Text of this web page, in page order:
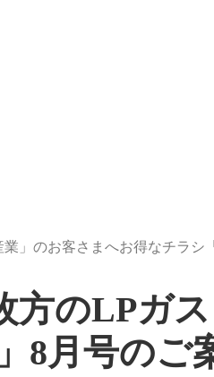
」のお客さまへお得なチラシ
方のLPガ
8月号のご